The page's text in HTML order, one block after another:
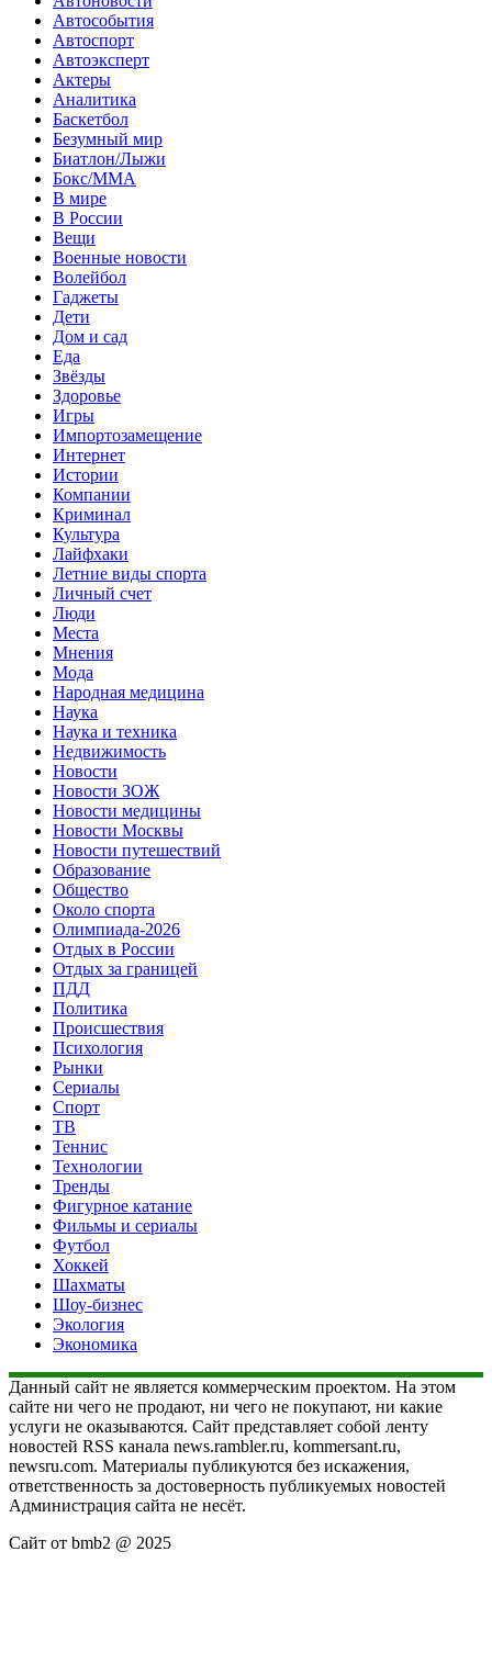
Автособытия
Автоспорт
Автоэксперт
Актеры
Аналитика
Баскетбол
Безумный мир
Биатлон/Лыжи
Бокс/MMA
В мире
В России
Вещи
Военные новости
Волейбол
Гаджеты
Дети
Дом и сад
Еда
Звёзды
Здоровье
Игры
Импортозамещение
Интернет
Истории
Компании
Криминал
Культура
Лайфхаки
Летние виды спорта
Личный счет
Люди
Места
Мнения
Мода
Народная медицина
Наука
Наука и техника
Недвижимость
Новости
Новости ЗОЖ
Новости медицины
Новости Москвы
Новости путешествий
Образование
Общество
Около спорта
Олимпиада-2026
Отдых в России
Отдых за границей
ПДД
Политика
Происшествия
Психология
Рынки
Сериалы
Спорт
ТВ
Теннис
Технологии
Тренды
Фигурное катание
Фильмы и сериалы
Футбол
Хоккей
Шахматы
Шоу-бизнес
Экология
Экономика
Данный сайт не является коммерческим проектом. На этом
сайте ни чего не продают, ни чего не покупают, ни какие
услуги не оказываются. Сайт представляет собой ленту
новостей RSS канала news.rambler.ru, kommersant.ru,
newsru.com. Материалы публикуются без искажения,
ответственность за достоверность публикуемых новостей
Администрация сайта не несёт.
Сайт от bmb2 @ 2025